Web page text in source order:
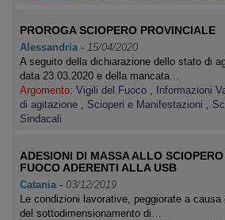
PROROGA SCIOPERO PROVINCIALE
Alessandria - 15/04/2020
A seguito della dichiarazione dello stato di
data 23.03.2020 e della mancata…
Argomento: Vigili del Fuoco , Informazioni
di agitazione , Scioperi e Manifestazioni ,
Sindacali
ADESIONI DI MASSA ALLO
FUOCO ADERENTI ALLA USB
Catania - 03/12/2019
Le condizioni lavorative, peggiorate a
del sottodimensionamento di…